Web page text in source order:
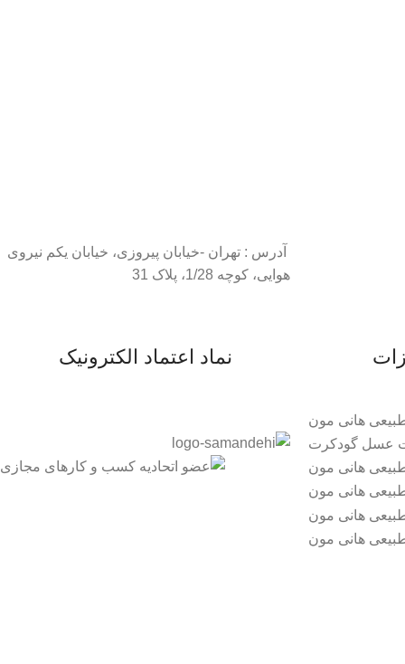
آدرس : تهران -خیابان پیروزی، خیابان یکم نیروی
هوایی، کوچه 1/28، پلاک 31
نماد اعتماد الکترونیک